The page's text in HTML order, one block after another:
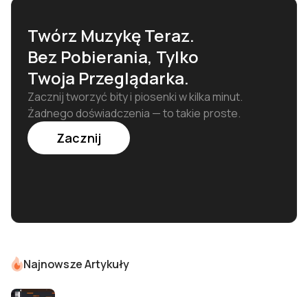
Twórz Muzykę Teraz.
Bez Pobierania, Tylko
Twoja Przeglądarka.
Zacznij tworzyć bity i piosenki w kilka minut.
Żadnego doświadczenia — to takie proste.
Zacznij
Najnowsze Artykuły